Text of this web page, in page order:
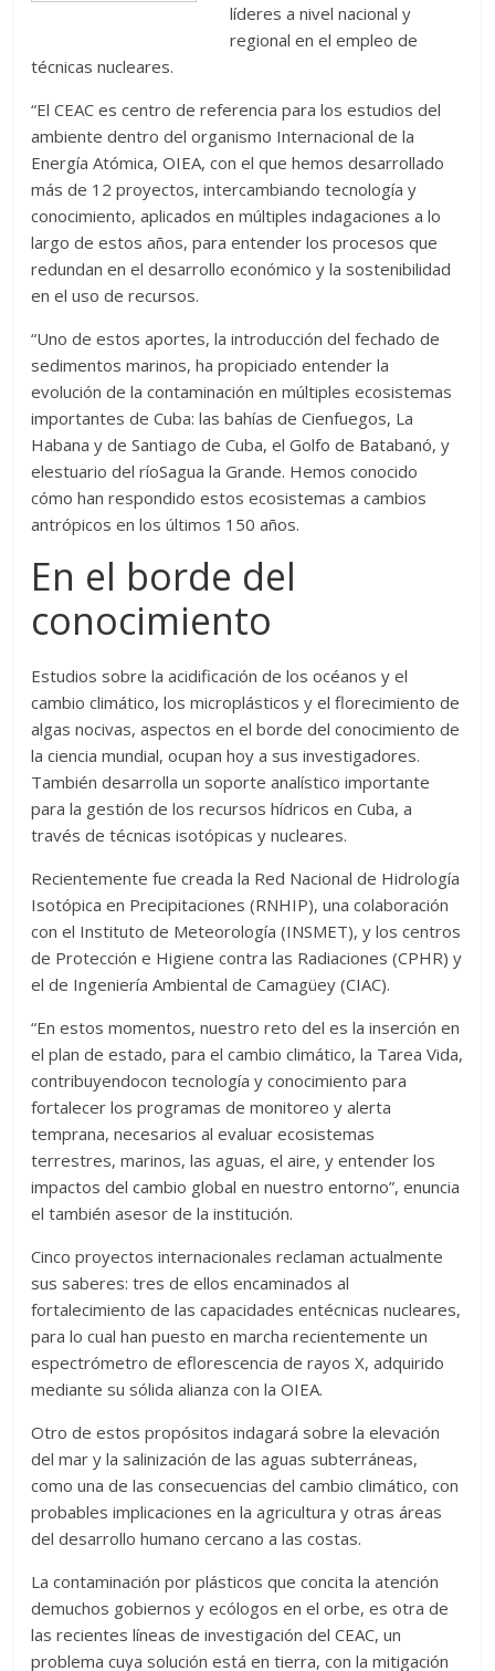
líderes a nivel nacional y
regional en el empleo de
técnicas nucleares.
“El CEAC es centro de referencia para los estudios del
ambiente dentro del organismo Internacional de la
Energía Atómica, OIEA, con el que hemos desarrollado
más de 12 proyectos, intercambiando tecnología y
conocimiento, aplicados en múltiples indagaciones a lo
largo de estos años, para entender los procesos que
redundan en el desarrollo económico y la sostenibilidad
en el uso de recursos.
“Uno de estos aportes, la introducción del fechado de
sedimentos marinos, ha propiciado entender la
evolución de la contaminación en múltiples ecosistemas
importantes de Cuba: las bahías de Cienfuegos, La
Habana y de Santiago de Cuba, el Golfo de Batabanó, y
elestuario del ríoSagua la Grande. Hemos conocido
cómo han respondido estos ecosistemas a cambios
antrópicos en los últimos 150 años.
En el borde del
conocimiento
Estudios sobre la acidificación de los océanos y el
cambio climático, los microplásticos y el florecimiento de
algas nocivas, aspectos en el borde del conocimiento de
la ciencia mundial, ocupan hoy a sus investigadores.
También desarrolla un soporte analístico importante
para la gestión de los recursos hídricos en Cuba, a
través de técnicas isotópicas y nucleares.
Recientemente fue creada la Red Nacional de Hidrología
Isotópica en Precipitaciones (RNHIP), una colaboración
con el Instituto de Meteorología (INSMET), y los centros
de Protección e Higiene contra las Radiaciones (CPHR) y
el de Ingeniería Ambiental de Camagüey (CIAC).
“En estos momentos, nuestro reto del es la inserción en
el plan de estado, para el cambio climático, la Tarea Vida,
contribuyendocon tecnología y conocimiento para
fortalecer los programas de monitoreo y alerta
temprana, necesarios al evaluar ecosistemas
terrestres, marinos, las aguas, el aire, y entender los
impactos del cambio global en nuestro entorno”, enuncia
el también asesor de la institución.
Cinco proyectos internacionales reclaman actualmente
sus saberes: tres de ellos encaminados al
fortalecimiento de las capacidades entécnicas nucleares,
para lo cual han puesto en marcha recientemente un
espectrómetro de eflorescencia de rayos X, adquirido
mediante su sólida alianza con la OIEA.
Otro de estos propósitos indagará sobre la elevación
del mar y la salinización de las aguas subterráneas,
como una de las consecuencias del cambio climático, con
probables implicaciones en la agricultura y otras áreas
del desarrollo humano cercano a las costas.
La contaminación por plásticos que concita la atención
demuchos gobiernos y ecólogos en el orbe, es otra de
las recientes líneas de investigación del CEAC, un
problema cuya solución está en tierra, con la mitigación